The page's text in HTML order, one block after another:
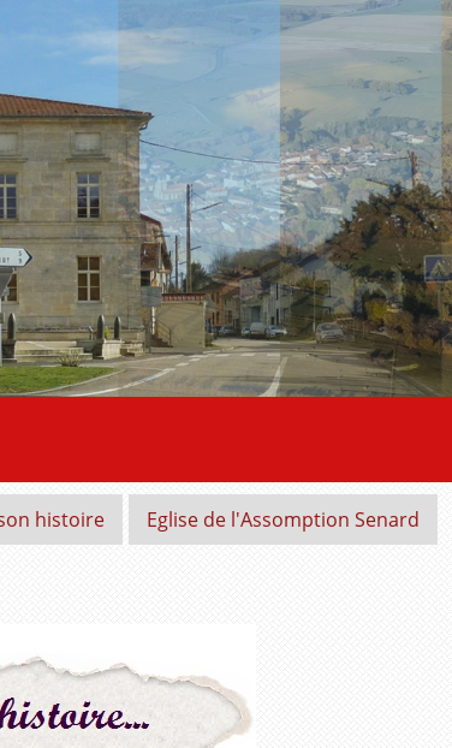
histoire
Eglise de l'Assomption Senard